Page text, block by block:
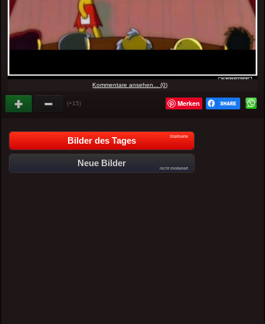
Kommentare ansehen... (0)
(+15) Merken
Bilder des Tages Startseite
Neue Bilder
nicht moderiert